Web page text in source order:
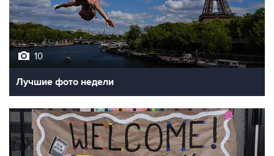
10
Лучшие фото недели